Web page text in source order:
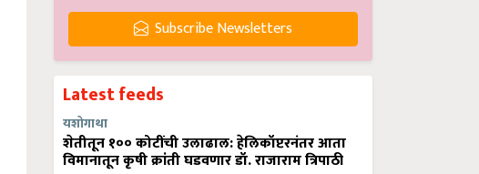
Subscribe Newsletters
Latest feeds
यशोगाथा
शेतीतून १०० कोटींची उलाढाल: हेलिकॉप्टरनंतर आता
विमानातून कृषी क्रांती घडवणार डॉ. राजाराम त्रिपाठी